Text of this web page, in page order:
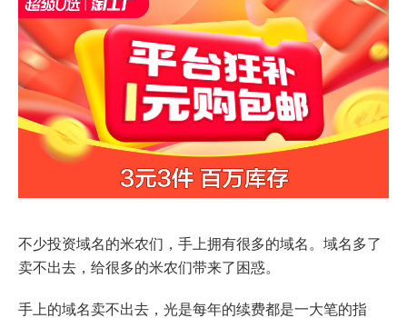
不少投资域名的米农们，手上拥有很多的域名。域名多了
卖不出去，给很多的米农们带来了困惑。
手上的域名卖不出去，光是每年的续费都是一大笔的指